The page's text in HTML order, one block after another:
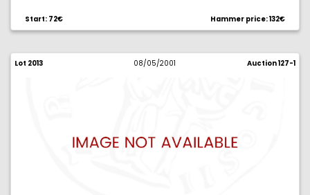
Start: 72€ Hammer price: 132€
Lot 2013 08/05/2001 Auction 127-1